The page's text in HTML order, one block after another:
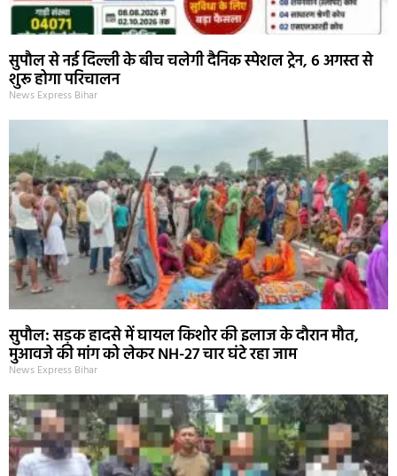
सुपौल से नई दिल्ली के बीच चलेगी दैनिक स्पेशल ट्रेन, 6 अगस्त से
शुरू होगा परिचालन
News Express Bihar
सुपौल: सड़क हादसे में घायल किशोर की इलाज के दौरान मौत,
मुआवजे की मांग को लेकर NH-27 चार घंटे रहा जाम
News Express Bihar